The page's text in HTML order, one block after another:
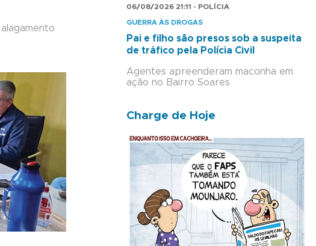
06/08/2026 21:11 - POLÍCIA
GUERRA ÀS DROGAS
Pai e filho são presos sob a suspeita
de tráfico pela Polícia Civil
Agentes apreenderam maconha em
ação no Bairro Soares
Charge de Hoje